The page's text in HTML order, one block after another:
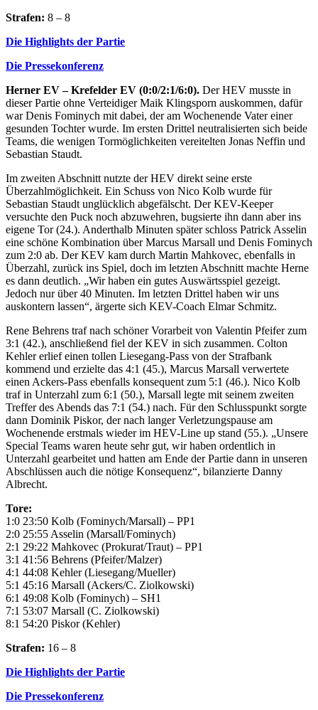
Strafen: 8 – 8
Die Highlights der Partie
Die Pressekonferenz
Herner EV – Krefelder EV (0:0/2:1/6:0). Der HEV musste in
dieser Partie ohne Verteidiger Maik Klingsporn auskommen, dafür
war Denis Fominych mit dabei, der am Wochenende Vater einer
gesunden Tochter wurde. Im ersten Drittel neutralisierten sich beide
Teams, die wenigen Tormöglichkeiten vereitelten Jonas Neffin und
Sebastian Staudt.
Im zweiten Abschnitt nutzte der HEV direkt seine erste
Überzahlmöglichkeit. Ein Schuss von Nico Kolb wurde für
Sebastian Staudt unglücklich abgefälscht. Der KEV-Keeper
versuchte den Puck noch abzuwehren, bugsierte ihn dann aber ins
eigene Tor (24.). Anderthalb Minuten später schloss Patrick Asselin
eine schöne Kombination über Marcus Marsall und Denis Fominych
zum 2:0 ab. Der KEV kam durch Martin Mahkovec, ebenfalls in
Überzahl, zurück ins Spiel, doch im letzten Abschnitt machte Herne
es dann deutlich. „Wir haben ein gutes Auswärtsspiel gezeigt.
Jedoch nur über 40 Minuten. Im letzten Drittel haben wir uns
auskontern lassen“, ärgerte sich KEV-Coach Elmar Schmitz.
Rene Behrens traf nach schöner Vorarbeit von Valentin Pfeifer zum
3:1 (42.), anschließend fiel der KEV in sich zusammen. Colton
Kehler erlief einen tollen Liesegang-Pass von der Strafbank
kommend und erzielte das 4:1 (45.), Marcus Marsall verwertete
einen Ackers-Pass ebenfalls konsequent zum 5:1 (46.). Nico Kolb
traf in Unterzahl zum 6:1 (50.), Marsall legte mit seinem zweiten
Treffer des Abends das 7:1 (54.) nach. Für den Schlusspunkt sorgte
dann Dominik Piskor, der nach langer Verletzungspause am
Wochenende erstmals wieder im HEV-Line up stand (55.). „Unsere
Special Teams waren heute sehr gut, wir haben ordentlich in
Unterzahl gearbeitet und hatten am Ende der Partie dann in unseren
Abschlüssen auch die nötige Konsequenz“, bilanzierte Danny
Albrecht.
Tore:
1:0 23:50 Kolb (Fominych/Marsall) – PP1
2:0 25:55 Asselin (Marsall/Fominych)
2:1 29:22 Mahkovec (Prokurat/Traut) – PP1
3:1 41:56 Behrens (Pfeifer/Malzer)
4:1 44:08 Kehler (Liesegang/Mueller)
5:1 45:16 Marsall (Ackers/C. Ziolkowski)
6:1 49:08 Kolb (Fominych) – SH1
7:1 53:07 Marsall (C. Ziolkowski)
8:1 54:20 Piskor (Kehler)
Strafen: 16 – 8
Die Highlights der Partie
Die Pressekonferenz